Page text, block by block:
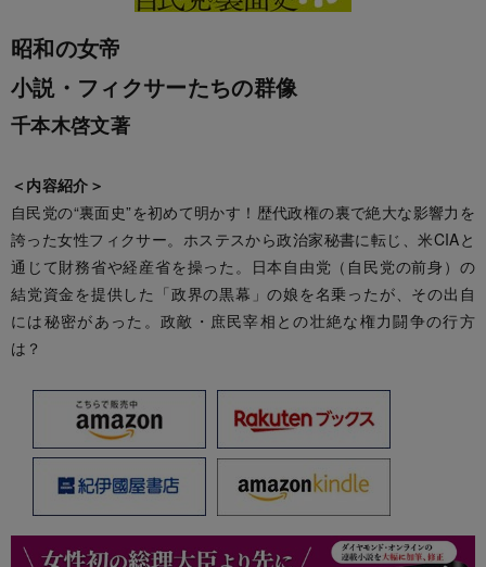
昭和の女帝
小説・フィクサーたちの群像
千本木啓文著
＜内容紹介＞
自民党の“裏面史”を初めて明かす！歴代政権の裏で絶大な影響力を
誇った女性フィクサー。ホステスから政治家秘書に転じ、米CIAと
通じて財務省や経産省を操った。日本自由党（自民党の前身）の
結党資金を提供した「政界の黒幕」の娘を名乗ったが、その出自
には秘密があった。政敵・庶民宰相との壮絶な権力闘争の行方
は？